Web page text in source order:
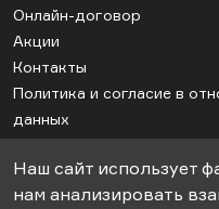
Онлайн-договор
Акции
Контакты
Политика и согласие в
данных
Соглашение об
Карта сайта
Наш сайт использует
нам анализировать